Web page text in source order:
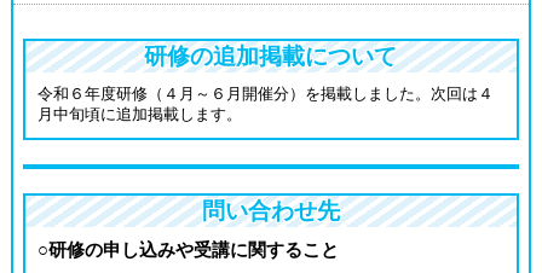
研修の追加掲載について
️令和６年度研修（４月～６月開催分）を掲載しました。次回は４
月中旬頃に追加掲載します。
問い合わせ先
○研修の申し込みや受講に関すること